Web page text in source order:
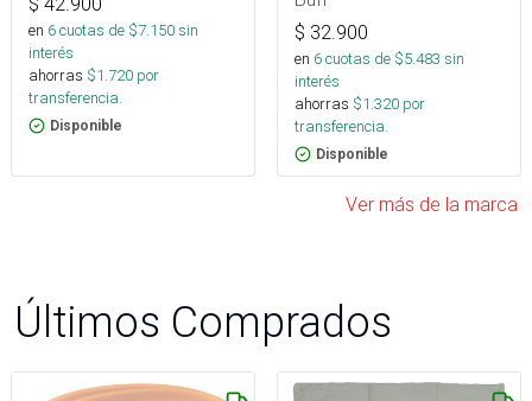
$ 42.900
en 6cuotas de $7.150sin
interés
ahorras $1.720 por
transferencia.
Disponible
$ 32.900
en 6cuotas de $5.483 sin
interés
ahorras $1.320 por
transferencia.
Disponible
Ver más de la marca
Últimos Comprados